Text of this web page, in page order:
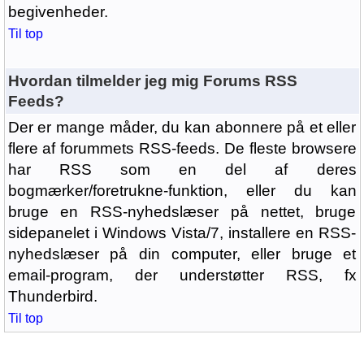
begivenheder.
Til top
Hvordan tilmelder jeg mig Forums RSS
Feeds?
Der er mange måder, du kan abonnere på et eller
flere af forummets RSS-feeds. De fleste browsere
har RSS som en del af deres
bogmærker/foretrukne-funktion, eller du kan
bruge en RSS-nyhedslæser på nettet, bruge
sidepanelet i Windows Vista/7, installere en RSS-
nyhedslæser på din computer, eller bruge et
email-program, der understøtter RSS, fx
Thunderbird.
Til top